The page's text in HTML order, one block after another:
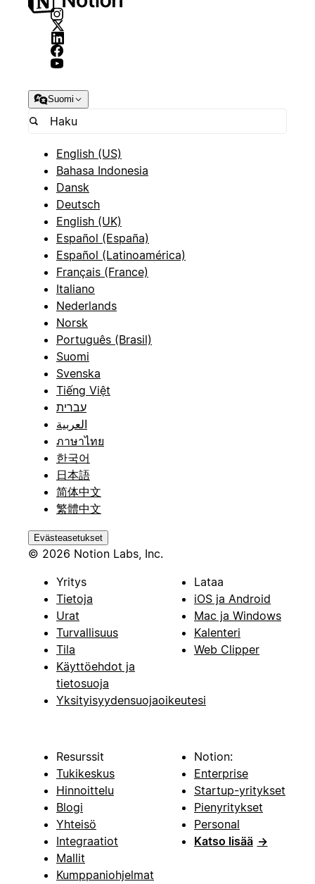
Suomi
English (US)
Bahasa Indonesia
Dansk
Deutsch
English (UK)
Español (España)
Español (Latinoamérica)
Français (France)
Italiano
Nederlands
Norsk
Português (Brasil)
Suomi
Svenska
Tiếng Việt
עברית
العربية
ภาษาไทย
한국어
日本語
简体中文
繁體中文
Evästeasetukset
© 2026 Notion Labs, Inc.
Yritys
Tietoja
Urat
Turvallisuus
Tila
Käyttöehdot ja
tietosuoja
Yksityisyydensuojaoikeutesi
Lataa
iOS ja Android
Mac ja Windows
Kalenteri
Web Clipper
Resurssit
Tukikeskus
Hinnoittelu
Blogi
Yhteisö
Integraatiot
Mallit
Kumppaniohjelmat
Notion:
Enterprise
Startup-yritykset
Pienyritykset
Personal
Katso lisää →